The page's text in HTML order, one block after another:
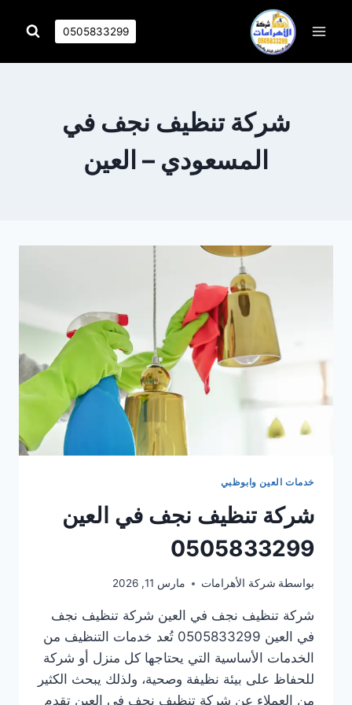
0505833299
شركة تنظيف نجف في
المسعودي – العين
خدمات العين وابوظبي
شركة تنظيف نجف في العين
0505833299
بواسطة شركة الأهرامات مارس 11, 2026
شركة تنظيف نجف في العين شركة تنظيف نجف
في العين 0505833299 تُعد خدمات التنظيف من
الخدمات الأساسية التي يحتاجها كل منزل أو شركة
للحفاظ على بيئة نظيفة وصحية، ولذلك يبحث الكثير
من العملاء عن شركة تنظيف نجف في العين تقدم